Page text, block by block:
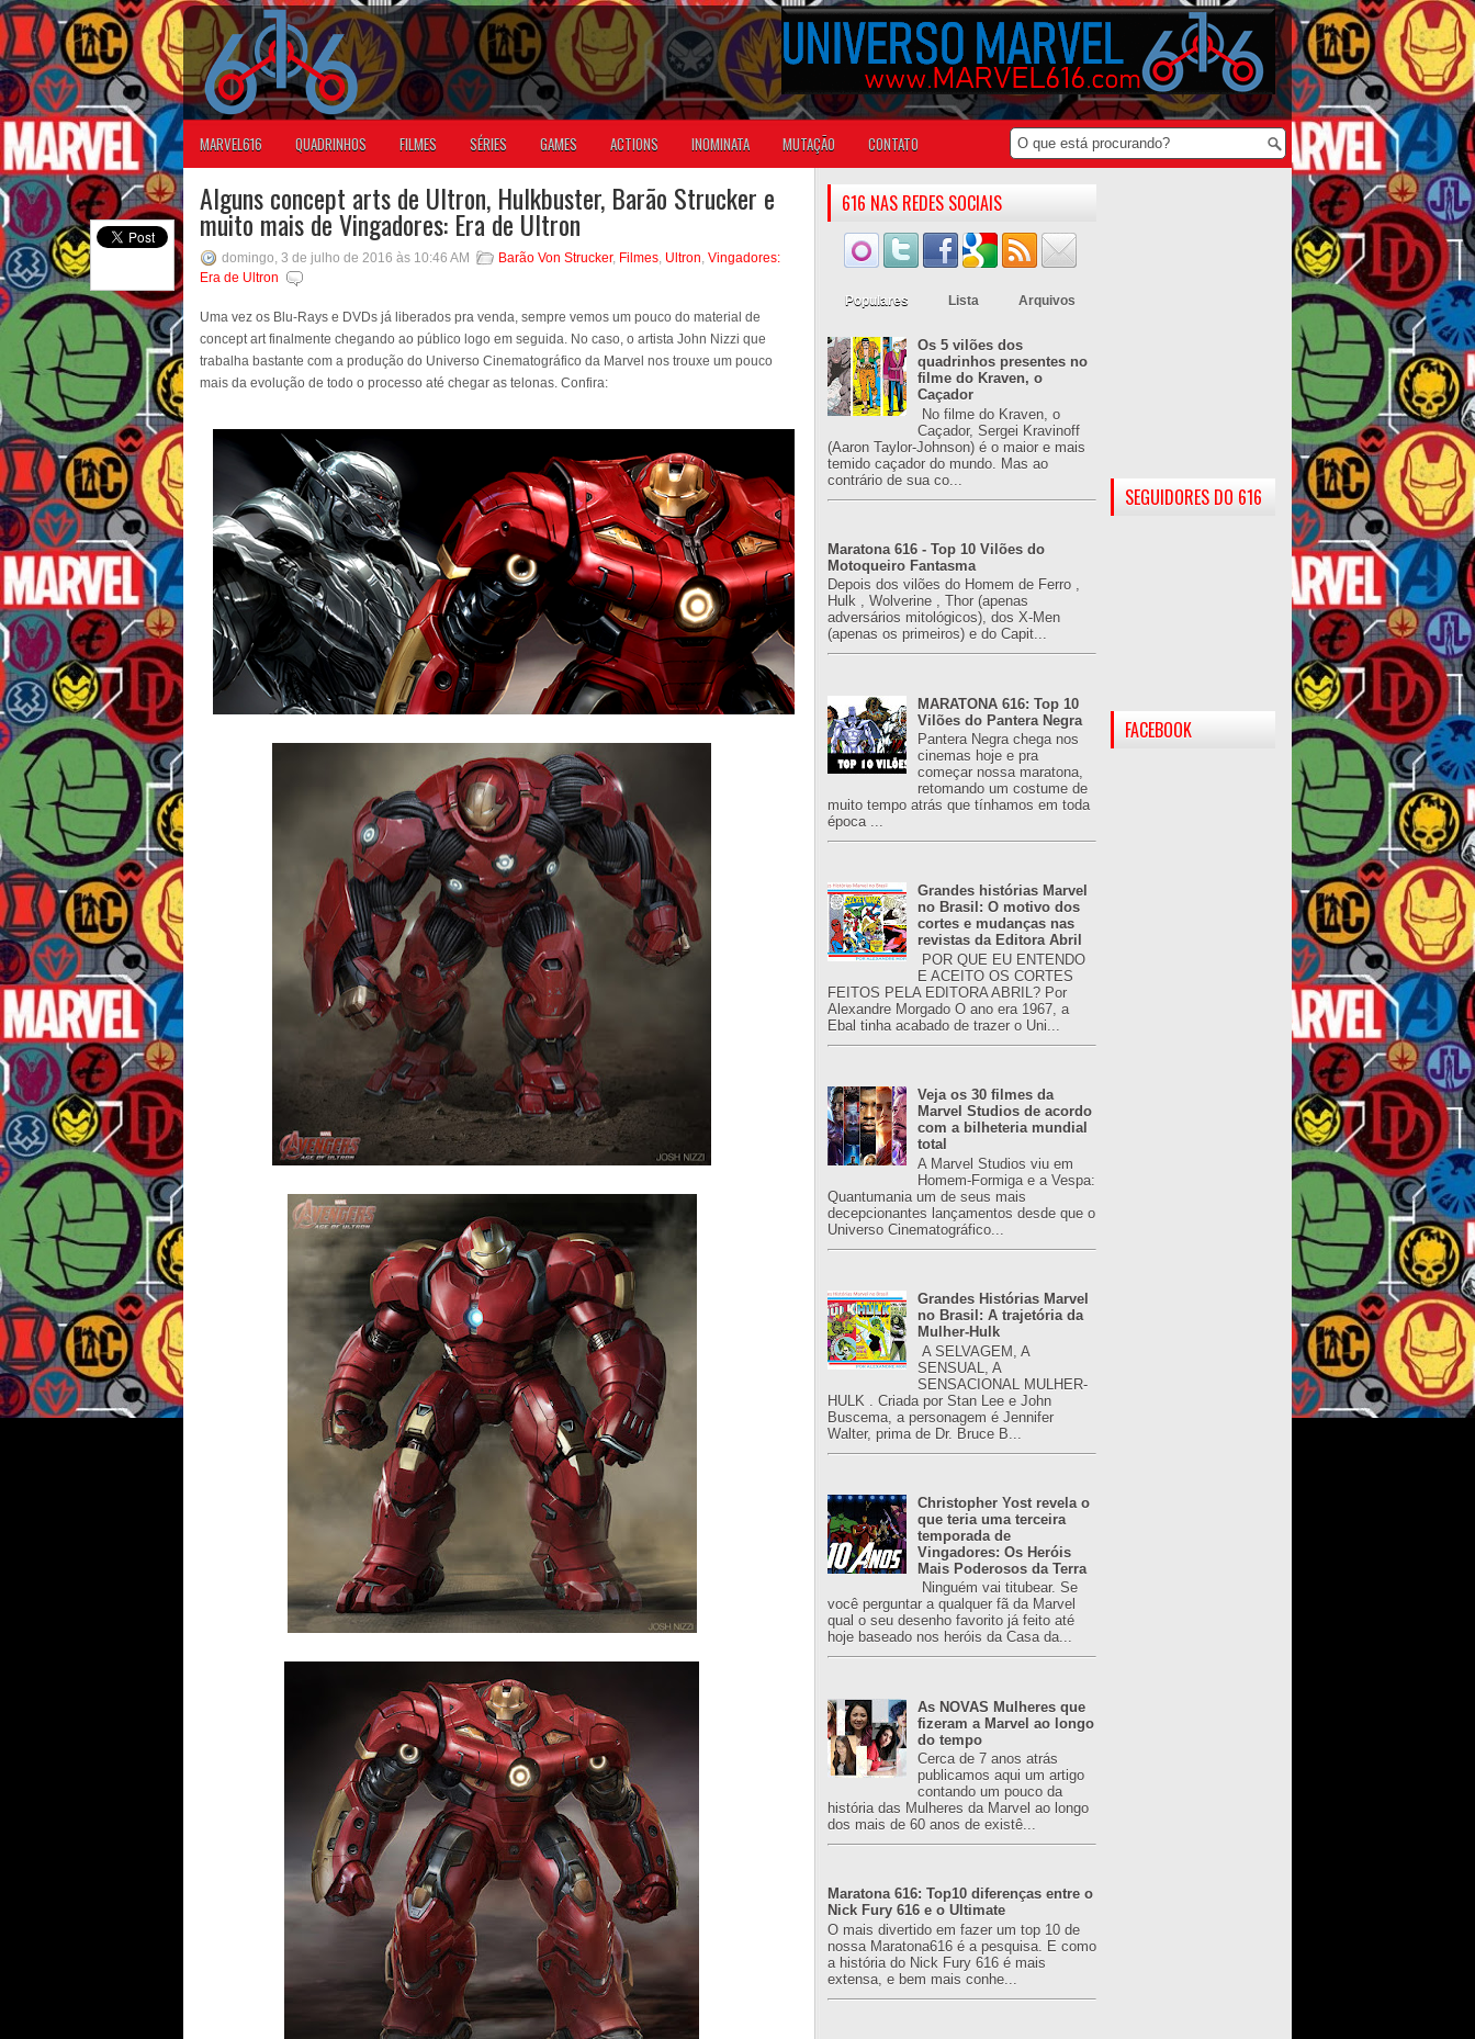
MARVEL616 QUADRINHOS FILMES SÉRIES GAMES ACTIONS INOMINATA MUTAÇÃO CONTATO
Alguns concept arts de Ultron, Hulkbuster, Barão Strucker e
muito mais de Vingadores: Era de Ultron
domingo, 3 de julho de 2016 às 10:46 AM Barão Von Strucker, Filmes, Ultron, Vingadores:
Era de Ultron
Uma vez os Blu-Rays e DVDs já liberados pra venda, sempre vemos um pouco do material de
concept art finalmente chegando ao público logo em seguida. No caso, o artista John Nizzi que
trabalha bastante com a produção do Universo Cinematográfico da Marvel nos trouxe um pouco
mais da evolução de todo o processo até chegar as telonas. Confira:
616 NAS REDES SOCIAIS
Populares Lista Arquivos
Os 5 vilões dos
quadrinhos presentes no
filme do Kraven, o
Caçador
No filme do Kraven, o
Caçador, Sergei Kravinoff
(Aaron Taylor-Johnson) é o maior e mais
temido caçador do mundo. Mas ao
contrário de sua co...
Maratona 616 - Top 10 Vilões do
Motoqueiro Fantasma
Depois dos vilões do Homem de Ferro ,
Hulk , Wolverine , Thor (apenas
adversários mitológicos), dos X-Men
(apenas os primeiros) e do Capit...
MARATONA 616: Top 10
Vilões do Pantera Negra
Pantera Negra chega nos
cinemas hoje e pra
começar nossa maratona,
retomando um costume de
muito tempo atrás que tínhamos em toda
época ...
Grandes histórias Marvel
no Brasil: O motivo dos
cortes e mudanças nas
revistas da Editora Abril
POR QUE EU ENTENDO
E ACEITO OS CORTES
FEITOS PELA EDITORA ABRIL? Por
Alexandre Morgado O ano era 1967, a
Ebal tinha acabado de trazer o Uni...
Veja os 30 filmes da
Marvel Studios de acordo
com a bilheteria mundial
total
A Marvel Studios viu em
Homem-Formiga e a Vespa:
Quantumania um de seus mais
decepcionantes lançamentos desde que o
Universo Cinematográfico...
Grandes Histórias Marvel
no Brasil: A trajetória da
Mulher-Hulk
A SELVAGEM, A
SENSUAL, A
SENSACIONAL MULHER-
HULK . Criada por Stan Lee e John
Buscema, a personagem é Jennifer
Walter, prima de Dr. Bruce B...
Christopher Yost revela o
que teria uma terceira
temporada de
Vingadores: Os Heróis
Mais Poderosos da Terra
Ninguém vai titubear. Se
você perguntar a qualquer fã da Marvel
qual o seu desenho favorito já feito até
hoje baseado nos heróis da Casa da...
As NOVAS Mulheres que
fizeram a Marvel ao longo
do tempo
Cerca de 7 anos atrás
publicamos aqui um artigo
contando um pouco da
história das Mulheres da Marvel ao longo
dos mais de 60 anos de existê...
Maratona 616: Top10 diferenças entre o
Nick Fury 616 e o Ultimate
O mais divertido em fazer um top 10 de
nossa Maratona616 é a pesquisa. E como
a história do Nick Fury 616 é mais
extensa, e bem mais conhe...
SEGUIDORES DO 616
FACEBOOK